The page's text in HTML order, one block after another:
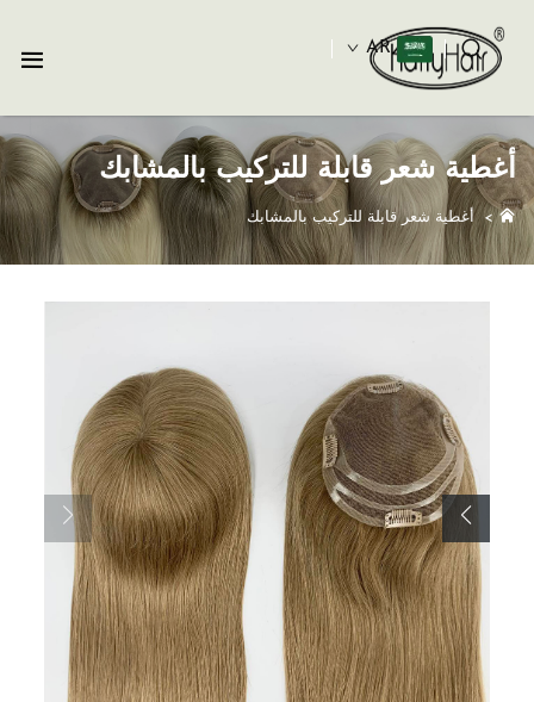
AR
أغطية شعر قابلة للتركيب بالمشابك
>أغطية شعر قابلة للتركيب بالمشابك